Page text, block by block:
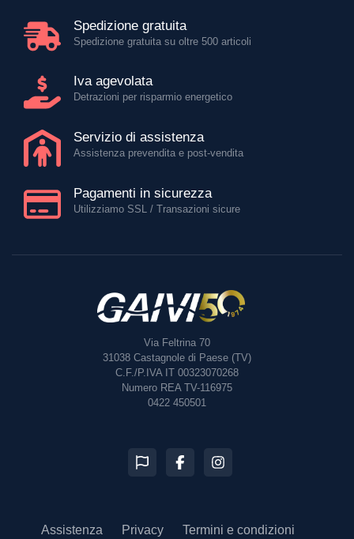
Spedizione gratuita
Spedizione gratuita su oltre 500 articoli
Iva agevolata
Detrazioni per risparmio energetico
Servizio di assistenza
Assistenza prevendita e post-vendita
Pagamenti in sicurezza
Utilizziamo SSL / Transazioni sicure
Via Feltrina 70
31038 Castagnole di Paese (TV)
C.F./P.IVA IT 00323070268
Numero REA TV-116975
0422 450501
Assistenza Privacy Termini e condizioni